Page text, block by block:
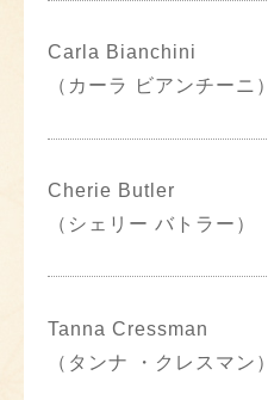
Carla Bianchini
（カーラ ビアンチーニ）
Cherie Butler
（シェリー バトラー）
Tanna Cressman
（タンナ ・クレスマン）